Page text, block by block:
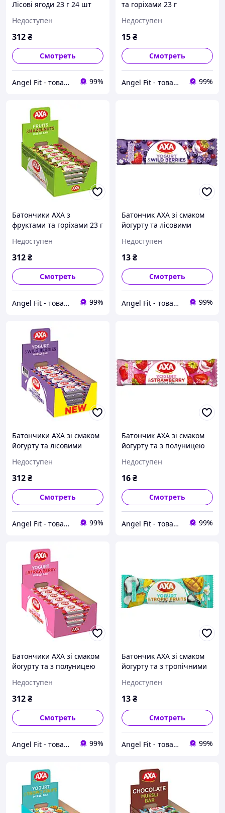
Лісові ягоди 23 г 24 шт
Недоступен
312₴
Смотреть
Angel Fit - товари для здоров'я, спорту та активного життя 99%
та горіхами 23 г
Недоступен
15₴
Смотреть
Angel Fit - товари для здоров'я, спорту та активного життя 99%
Батончики АХА з
фруктами та горіхами 23 г
Недоступен
312₴
Смотреть
Angel Fit - товари для здоров'я, спорту та активного життя 99%
Батончик АХА зі смаком
йогурту та лісовими
Недоступен
13₴
Смотреть
Angel Fit - товари для здоров'я, спорту та активного життя 99%
Батончики АХА зі смаком
йогурту та лісовими
Недоступен
312₴
Смотреть
Angel Fit - товари для здоров'я, спорту та активного життя 99%
Батончик АХА зі смаком
йогурту та з полуницею
Недоступен
16₴
Смотреть
Angel Fit - товари для здоров'я, спорту та активного життя 99%
Батончики АХА зі смаком
йогурту та з полуницею
Недоступен
312₴
Смотреть
Angel Fit - товари для здоров'я, спорту та активного життя 99%
Батончик АХА зі смаком
йогурту та з тропічними
Недоступен
13₴
Смотреть
Angel Fit - товари для здоров'я, спорту та активного життя 99%